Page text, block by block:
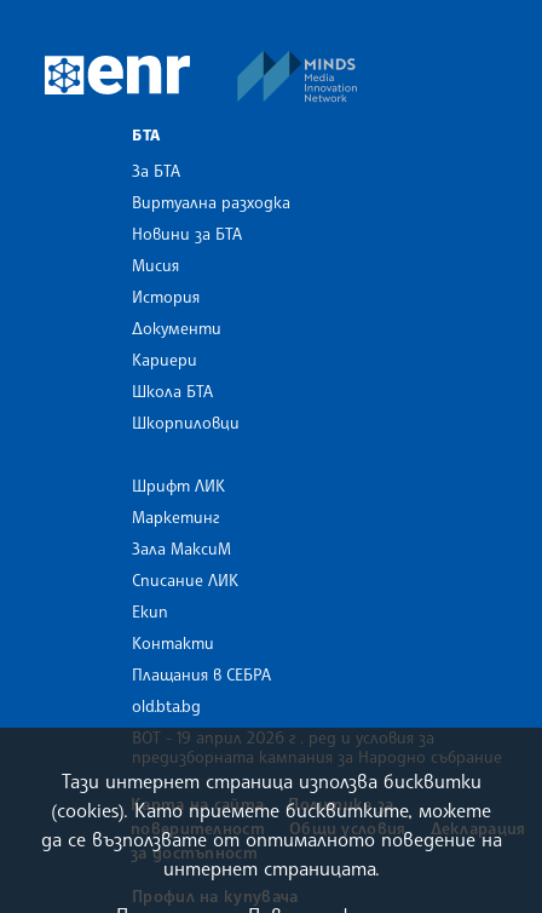
European Newsroom
БТА
За БТА
Виртуална разходка
Новини за БТА
Мисия
История
Документи
Кариери
Школа БТА
Шкорпиловци
Шрифт ЛИК
Маркетинг
Зала МаксиМ
Списание ЛИК
Екип
Контакти
Плащания в СЕБРА
old.bta.bg
ВОТ - 19 април 2026 г . ред и условия за
предизборната кампания за Народно събрание
Карта на сайта
Политика за
поверителност
Общи условия
Декларация
за достъпност
Профил на купувача
Тази интернет страница използва бисквитки
(cookies). Като приемете бисквитките, можете
да се възползвате от оптималното поведение на
интернет страницата.